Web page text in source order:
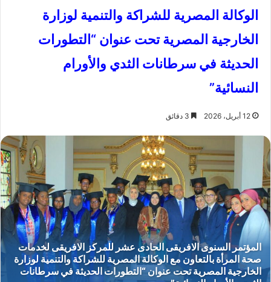
الوكالة المصرية للشراكة والتنمية لوزارة
الخارجية المصرية تحت عنوان “التطورات
الحديثة في سرطانات الثدي والأورام
النسائية”
12 أبريل، 2026